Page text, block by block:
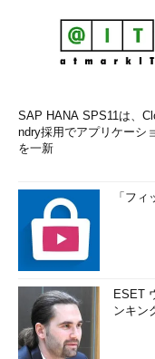
SAP HANA SPS11は、
ndry採用でアプリケーシ
を一新
「フ
ESET
ンキン